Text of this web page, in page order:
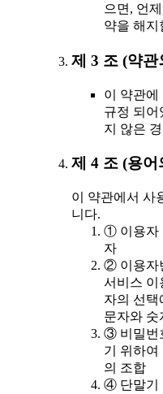
으면, 언
약을 해지
제 3 조 (약관
이 약관에
규정 되어
지 않은
제 4 조 (용어
이 약관에서 사
니다.
① 이용자
자
② 이용자
서비스 이
자의 선택
문자와 숫
③ 비밀번
기 위하여
의 조합
④ 단말기